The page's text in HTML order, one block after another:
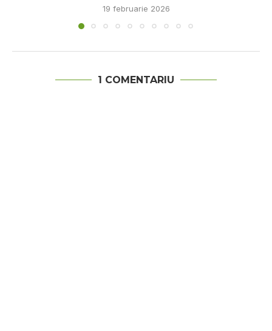
19 februarie 2026
1 COMENTARIU